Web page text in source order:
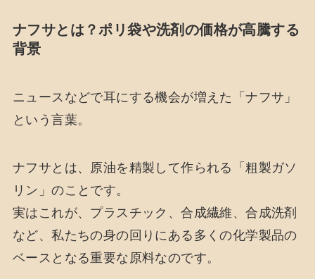
ナフサとは？ポリ袋や洗剤の価格が高騰する
背景
ニュースなどで耳にする機会が増えた「ナフサ」
という言葉。
ナフサとは、原油を精製して作られる「粗製ガソ
リン」のことです。
実はこれが、プラスチック、合成繊維、合成洗剤
など、私たちの身の回りにある多くの化学製品の
ベースとなる重要な原料なのです。